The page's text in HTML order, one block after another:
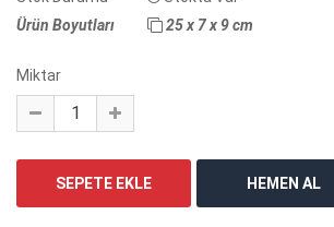
Ürün Boyutları
25 x 7 x 9 cm
Miktar